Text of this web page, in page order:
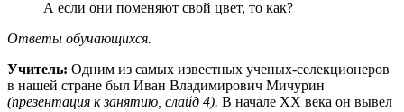
А если они поменяют свой цвет, то как?
Ответы обучающихся.
Учитель: Одним из самых известных ученых-селекционеров
в нашей стране был Иван Владимирович Мичурин
(презентация к занятию, слайд 4). В начале XX века он вывел